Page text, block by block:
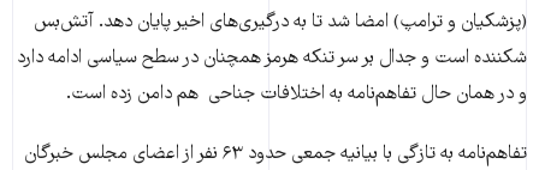
(پزشکیان و ترامپ) امضا شد تا به درگیری‌های اخیر پایان دهد. آتش‌‌بس
شکننده است و جدال بر سر تنکه هرمز همچنان در سطح سیاسی ادامه دارد
و در همان حال تفاهم‌نامه به اختلافات جناحی هم دامن زده است.
تفاهم‌نامه به تازگی با بیانیه جمعی حدود ۶۳ نفر از اعضای مجلس خبرگان